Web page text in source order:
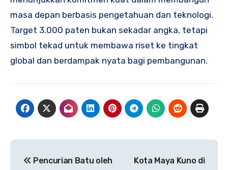
masa depan berbasis pengetahuan dan teknologi.
Target 3.000 paten bukan sekadar angka, tetapi
simbol tekad untuk membawa riset ke tingkat
global dan berdampak nyata bagi pembangunan.
Pencurian Batu oleh Kota Maya Kuno di